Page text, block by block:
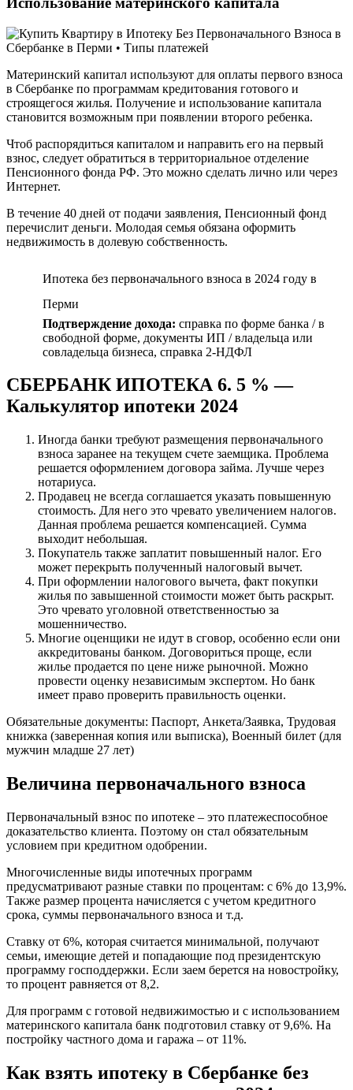
Материнский капитал используют для оплаты первого взноса
в Сбербанке по программам кредитования готового и
строящегося жилья. Получение и использование капитала
становится возможным при появлении второго ребенка.
Чтоб распорядиться капиталом и направить его на первый
взнос, следует обратиться в территориальное отделение
Пенсионного фонда РФ. Это можно сделать лично или через
Интернет.
В течение 40 дней от подачи заявления, Пенсионный фонд
перечислит деньги. Молодая семья обязана оформить
недвижимость в долевую собственность.
Ипотека без первоначального взноса в 2024 году в
Перми
Подтверждение дохода: справка по форме банка / в
свободной форме, документы ИП / владельца или
совладельца бизнеса, справка 2-НДФЛ
СБЕРБАНК ИПОТЕКА 6. 5 % —
Калькулятор ипотеки 2024
Иногда банки требуют размещения первоначального
взноса заранее на текущем счете заемщика. Проблема
решается оформлением договора займа. Лучше через
нотариуса.
Продавец не всегда соглашается указать повышенную
стоимость. Для него это чревато увеличением налогов.
Данная проблема решается компенсацией. Сумма
выходит небольшая.
Покупатель также заплатит повышенный налог. Его
может перекрыть полученный налоговый вычет.
При оформлении налогового вычета, факт покупки
жилья по завышенной стоимости может быть раскрыт.
Это чревато уголовной ответственностью за
мошенничество.
Многие оценщики не идут в сговор, особенно если они
аккредитованы банком. Договориться проще, если
жилье продается по цене ниже рыночной. Можно
провести оценку независимым экспертом. Но банк
имеет право проверить правильность оценки.
Обязательные документы: Паспорт, Анкета/Заявка, Трудовая
книжка (заверенная копия или выписка), Военный билет (для
мужчин младше 27 лет)
Величина первоначального взноса
Первоначальный взнос по ипотеке – это платежеспособное
доказательство клиента. Поэтому он стал обязательным
условием при кредитном одобрении.
Многочисленные виды ипотечных программ
предусматривают разные ставки по процентам: с 6% до 13,9%.
Также размер процента начисляется с учетом кредитного
срока, суммы первоначального взноса и т.д.
Ставку от 6%, которая считается минимальной, получают
семьи, имеющие детей и попадающие под президентскую
программу господдержки. Если заем берется на новостройку,
то процент равняется от 8,2.
Для программ с готовой недвижимостью и с использованием
материнского капитала банк подготовил ставку от 9,6%. На
постройку частного дома и гаража – от 11%.
Как взять ипотеку в Сбербанке без